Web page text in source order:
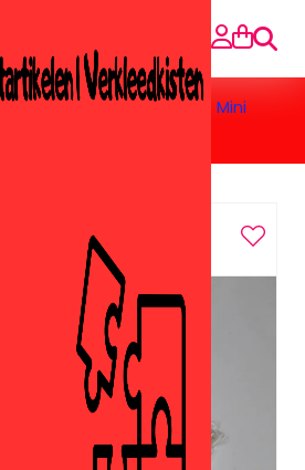
Klein speelgoed tot € 1,00> Mini